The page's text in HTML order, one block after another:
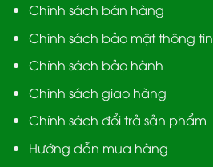
Chính sách bán hàng
Chính sách bảo mật thông tin
Chính sách bảo hành
Chính sách giao hàng
Chính sách đổi trả sản phẩm
Hướng dẫn mua hàng